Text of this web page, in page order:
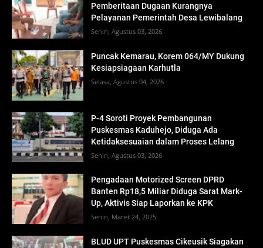
Pemberitaan Dugaan Kurangnya
Pelayanan Pemerintah Desa Lewibalang
Senin, Agustus 03, 2026
Puncak Kemarau, Korem 064/MY Dukung
Kesiapsiagaan Karhutla
Selasa, Agustus 04, 2026
P-4 Soroti Proyek Pembangunan
Puskesmas Kaduhejo, Diduga Ada
Ketidaksesuaian dalam Proses Lelang
Senin, Agustus 03, 2026
Pengadaan Motorized Screen DPRD
Banten Rp18,5 Miliar Diduga Sarat Mark-
Up, Aktivis Siap Laporkan ke KPK
Senin, Maret 24, 2025
BLUD UPT Puskesmas Cikeusik Siagakan